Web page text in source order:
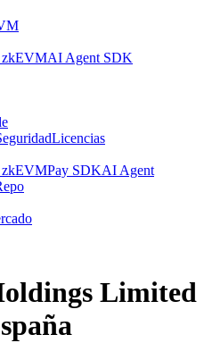
zkEVMAI Agent SDK
Licencias
zkEVMPay SDKAI Agent
Limited